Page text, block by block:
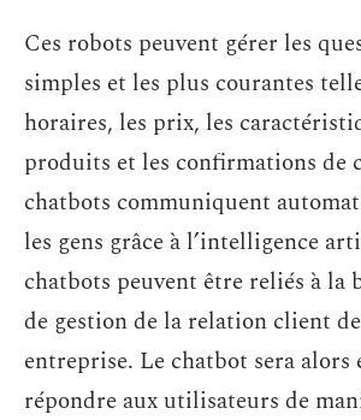
Ces robots peuvent gérer les
simples et les plus courantes
horaires, les prix, les
produits et les confirmations de
chatbots communiquent
les gens grâce à l’intelligence
chatbots peuvent être reliés à la
de gestion de la relation client
entreprise. Le chatbot sera alors
répondre aux utilisateurs de